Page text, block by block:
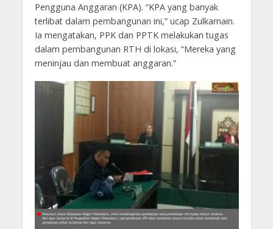
Pengguna Anggaran (KPA). “KPA yang banyak
terlibat dalam pembangunan ini,” ucap Zulkarnain.
Ia mengatakan, PPK dan PPTK melakukan tugas
dalam pembangunan RTH di lokasi, “Mereka yang
meninjau dan membuat anggaran.”